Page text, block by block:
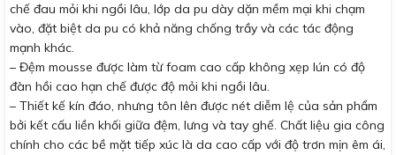
chế đau mỏi khi ngồi lâu, lớp da pu dày dặn mềm mại khi chạm
vào, đặt biệt da pu có khả năng chống trầy và các tác động
mạnh khác.
– Đệm mousse được làm từ foam cao cấp không xẹp lún có độ
đàn hồi cao hạn chế được độ mỏi khi ngồi lâu.
– Thiết kế kín đáo, nhưng tôn lên được nét diễm lệ của sản phẩm
bởi kết cấu liền khối giữa đệm, lưng và tay ghế. Chất liệu gia công
chính cho các bề mặt tiếp xúc là da cao cấp với độ trơn mịn êm ái,